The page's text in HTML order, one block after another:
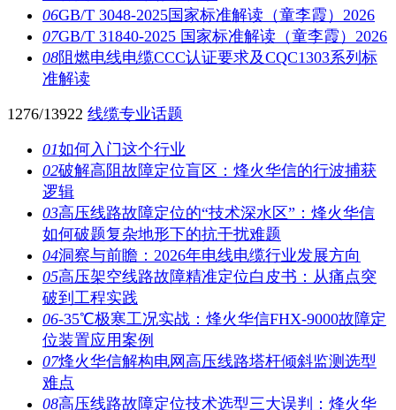
06GB/T 3048-2025国家标准解读（童李霞）2026
07GB/T 31840-2025 国家标准解读（童李霞）2026
08阻燃电线电缆CCC认证要求及CQC1303系列标
准解读
1276/13922 线缆专业话题
01如何入门这个行业
02破解高阻故障定位盲区：烽火华信的行波捕获
逻辑
03高压线路故障定位的“技术深水区”：烽火华信
如何破题复杂地形下的抗干扰难题
04洞察与前瞻：2026年电线电缆行业发展方向
05高压架空线路故障精准定位白皮书：从痛点突
破到工程实践
06-35℃极寒工况实战：烽火华信FHX-9000故障定
位装置应用案例
07烽火华信解构电网高压线路塔杆倾斜监测选型
难点
08高压线路故障定位技术选型三大误判：烽火华